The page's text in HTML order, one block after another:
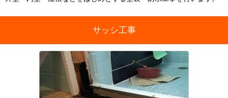
サッシ工事